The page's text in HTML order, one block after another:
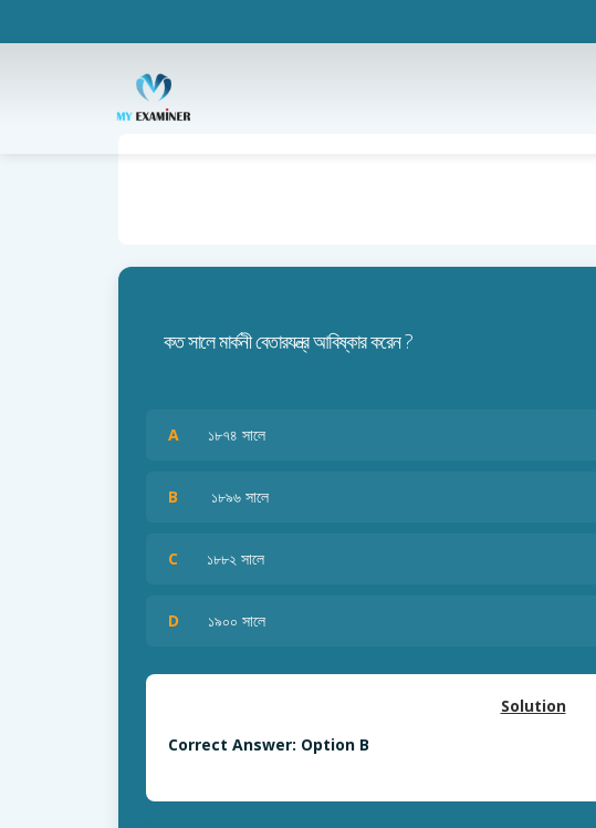
কত সালে মার্কনী বেতারযন্ত্র আবিষ্কার করেন ?
A ১৮৭৪ সালে
B ১৮৯৬ সালে
C ১৮৮২ সালে
D ১৯০০ সালে
Solution
Correct Answer: Option B